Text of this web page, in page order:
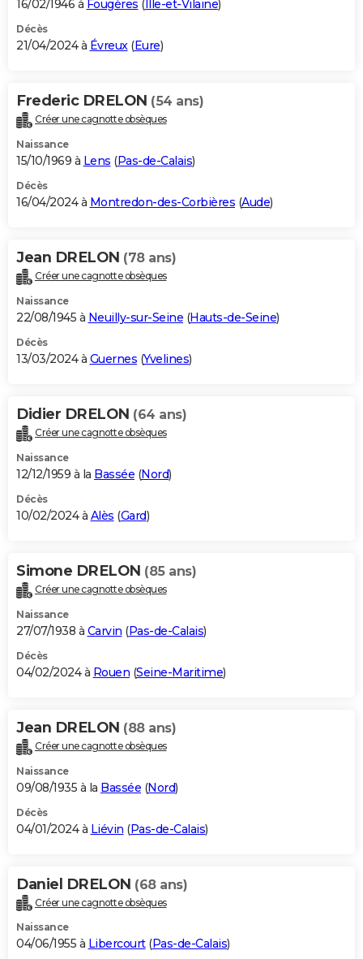
16/02/1946 à Fougères ( Ille-et-Vilaine)
Décès
21/04/2024 à Évreux(Eure)
Frederic DRELON (54 ans)
Créer une cagnotte obsèques
Naissance
15/10/1969 à Lens (Pas-de-Calais)
Décès
16/04/2024 à Montredon-des-Corbières (Aude)
Jean DRELON (78 ans)
Créer une cagnotte obsèques
Naissance
22/08/1945 à Neuilly-sur-Seine (Hauts-de-Seine)
Décès
13/03/2024 à Guernes (Yvelines)
Didier DRELON (64 ans)
Créer une cagnotte obsèques
Naissance
12/12/1959 à la Bassée (Nord)
Décès
10/02/2024 à Alès (Gard)
Simone DRELON (85 ans)
Créer une cagnotte obsèques
Naissance
27/07/1938 à Carvin (Pas-de-Calais)
Décès
04/02/2024 à Rouen (Seine-Maritime)
Jean DRELON (88 ans)
Créer une cagnotte obsèques
Naissance
09/08/1935 à la Bassée (Nord)
Décès
04/01/2024 à Liévin (Pas-de-Calais)
Daniel DRELON (68 ans)
Créer une cagnotte obsèques
Naissance
04/06/1955 à Libercourt(Pas-de-Calais)